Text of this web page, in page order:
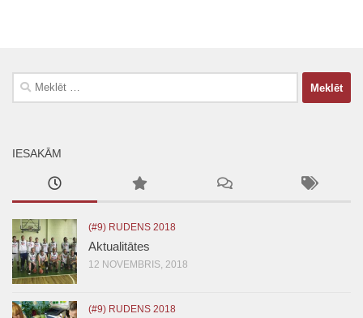
Meklēt:
IESAKĀM
(#9) RUDENS 2018
Aktualitātes
12 NOVEMBRIS, 2018
(#9) RUDENS 2018